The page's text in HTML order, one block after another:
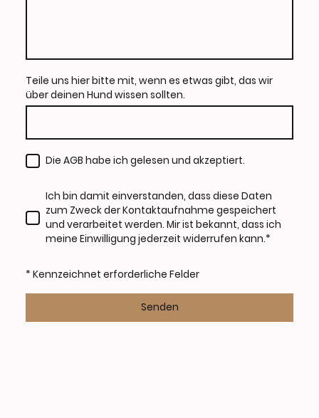
Teile uns hier bitte mit, wenn es etwas gibt, das wir
über deinen Hund wissen sollten.
Die AGB habe ich gelesen und akzeptiert.
Ich bin damit einverstanden, dass diese Daten
zum Zweck der Kontaktaufnahme gespeichert
und verarbeitet werden. Mir ist bekannt, dass ich
meine Einwilligung jederzeit widerrufen kann.*
* Kennzeichnet erforderliche Felder
Senden